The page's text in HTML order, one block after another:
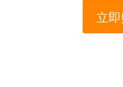
立